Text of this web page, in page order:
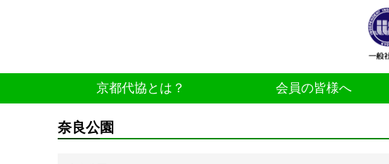
京都代協とは？ 会員の皆様へ
奈良公園